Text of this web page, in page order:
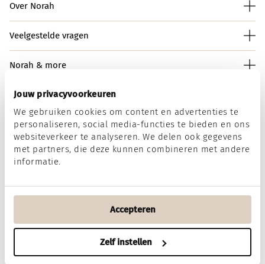
Jouw privacyvoorkeuren
We gebruiken cookies om content en advertenties te
personaliseren, social media-functies te bieden en ons
websiteverkeer te analyseren. We delen ook gegevens
met partners, die deze kunnen combineren met andere
informatie.
Accepteren
Zelf instellen
Over Norah
Veelgestelde vragen
Norah & more
Norah op social media
DisclaimerPrivacy & Cookies